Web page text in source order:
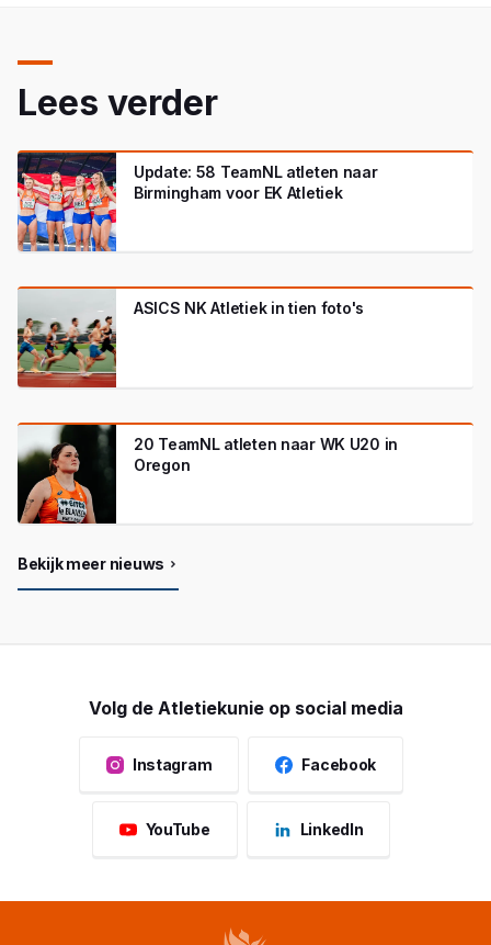
Lees verder
Update: 58 TeamNL atleten naar
Birmingham voor EK Atletiek
ASICS NK Atletiek in tien foto's
20 TeamNL atleten naar WK U20 in
Oregon
Bekijk meer nieuws
Volg de Atletiekunie op social media
Instagram Facebook
YouTube LinkedIn